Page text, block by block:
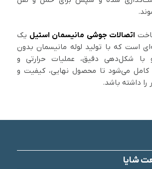
اتصالات جوشی مانیسمان استیل یک
است که با تولید لوله مانیسمان بدون
با شکل‌دهی دقیق، عملیات حرارتی و
کامل می‌شود تا محصول نهایی، کیفیت و
را داشته باشد.
شایا